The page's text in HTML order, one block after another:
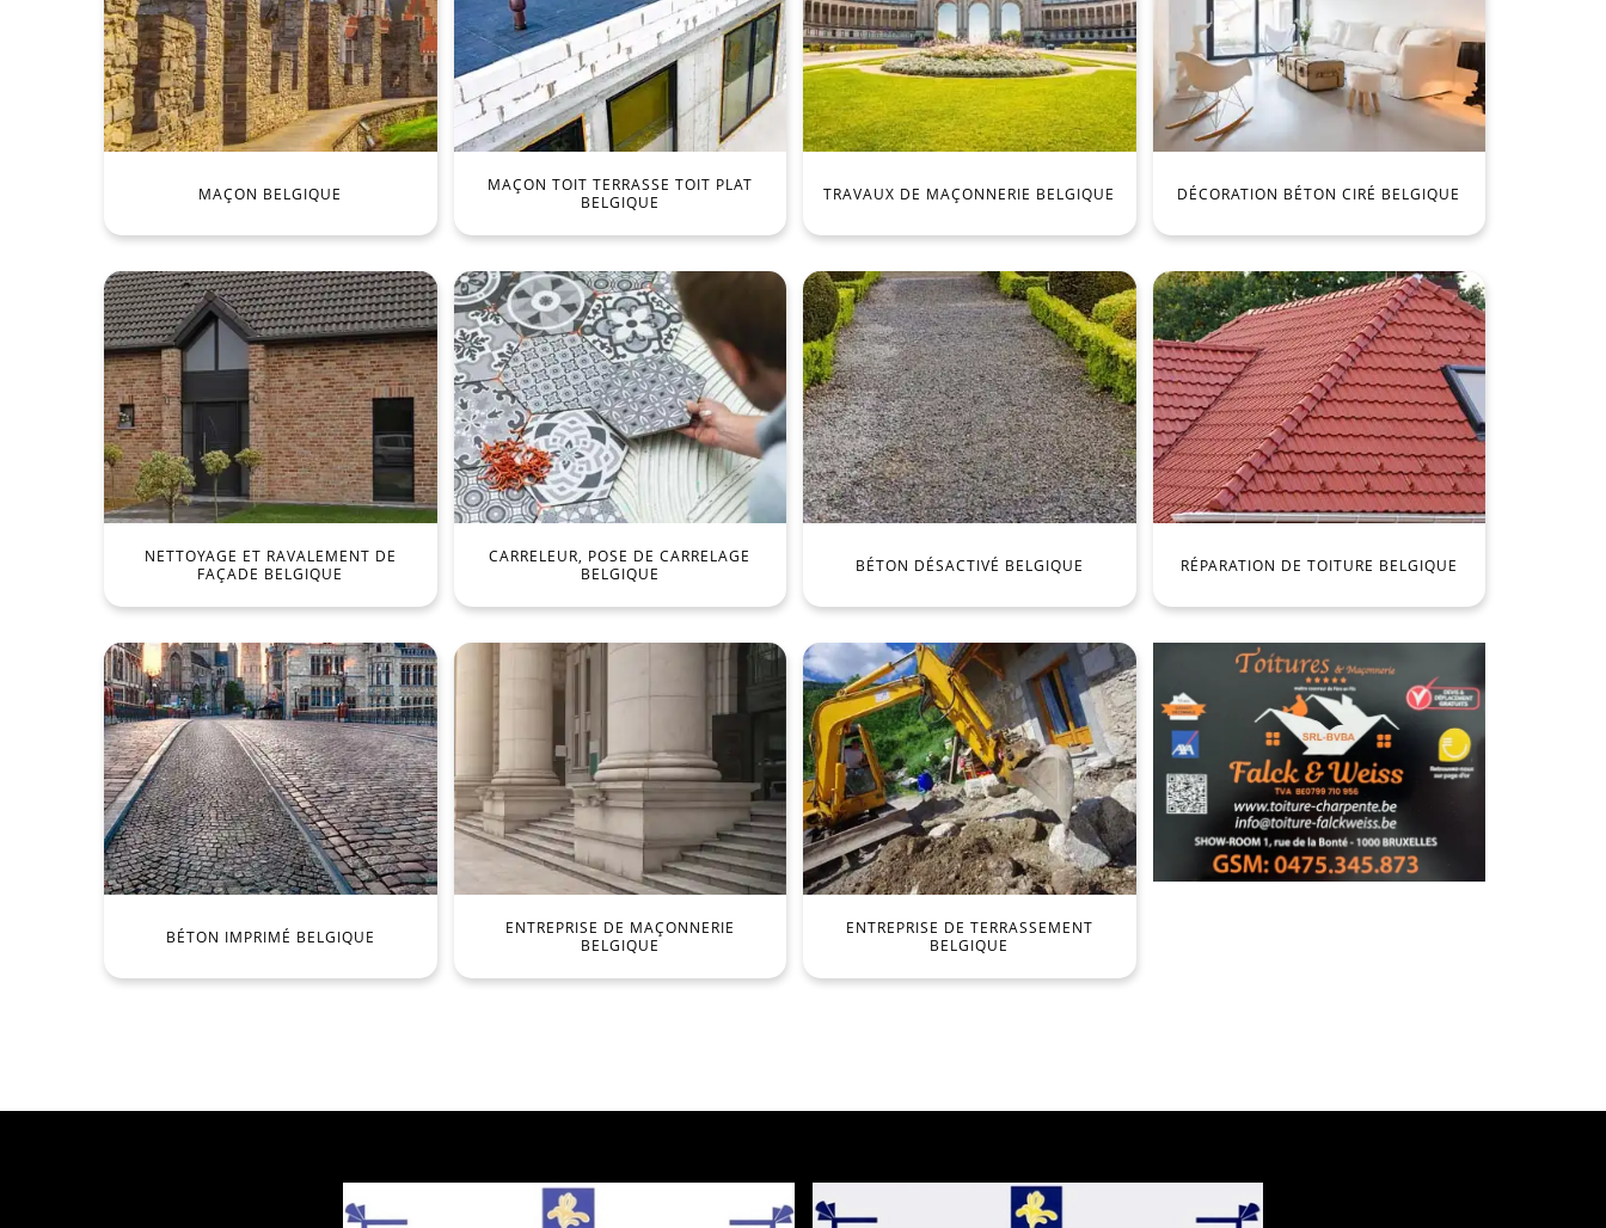
MAÇON BELGIQUE
MAÇON TOIT TERRASSE TOIT PLAT
BELGIQUE
TRAVAUX DE MAÇONNERIE BELGIQUE DÉCORATION BÉTON CIRÉ BELGIQUE
NETTOYAGE ET RAVALEMENT DE
FAÇADE BELGIQUE
CARRELEUR, POSE DE CARRELAGE
BELGIQUE
BÉTON DÉSACTIVÉ BELGIQUE RÉPARATION DE TOITURE BELGIQUE
BÉTON IMPRIMÉ BELGIQUE
ENTREPRISE DE MAÇONNERIE
BELGIQUE
ENTREPRISE DE TERRASSEMENT
BELGIQUE